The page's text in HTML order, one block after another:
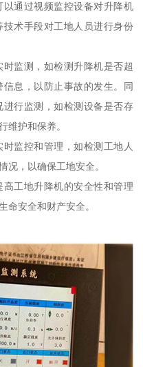
通过视频监控设备对升降机
术手段对工地人员进行身份
监测，如检测升降机是否超
息，以防止事故的发生。同
行监测，如检测设备是否存
维护和保养。
监控和管理，如检测工地人
况，以确保工地安全。
工地升降机的安全性和管理
命安全和财产安全。